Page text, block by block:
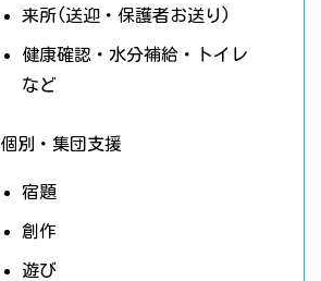
来所(送迎・保護者お送り)
健康確認・水分補給・トイレ
など
個別・集団支援
宿題
創作
遊び